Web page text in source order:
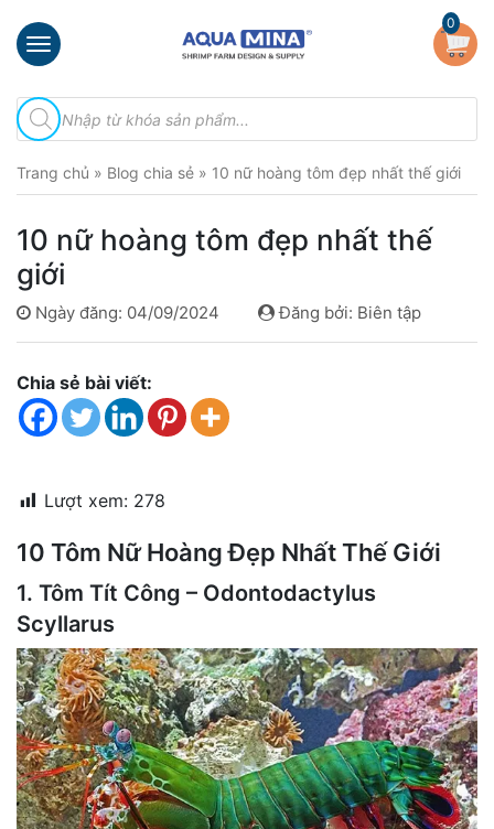
×
chủ
thiệu
phẩm
Đầu
Phun
Khí
Ventek
lắp
Quy
định
Blog
chia
sẻ
Liên
hệ
0
Tìm
kiếm
sản
Trang chủ » Blog chia sẻ » 10 nữ hoàng tôm đẹp nhất thế giới
10 nữ hoàng tôm đẹp nhất thế
giới
Ngày đăng: 04/09/2024 Đăng bởi: Biên tập
Chia sẻ bài viết:
Lượt xem: 278
10 Tôm Nữ Hoàng Đẹp Nhất Thế Giới
1. Tôm Tít Công – Odontodactylus
Scyllarus